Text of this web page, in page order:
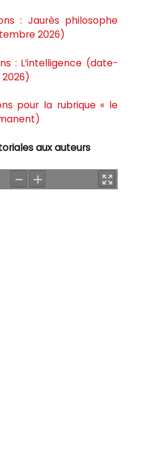
: Jaurès philosophe
2026)
: L’intelligence (date-
pour la rubrique « le
aux auteurs